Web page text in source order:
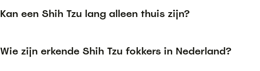
Kan een Shih Tzu lang alleen thuis zijn?
Wie zijn erkende Shih Tzu fokkers in Nederland?